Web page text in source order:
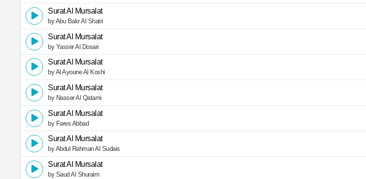
Surat Al Mursalat
by Abu Bakr Al Shatri
Surat Al Mursalat
by Yasser Al Dosari
Surat Al Mursalat
by Al Ayoune Al Koshi
Surat Al Mursalat
by Nasser Al Qatami
Surat Al Mursalat
by Fares Abbad
Surat Al Mursalat
by Abdul Rahman Al Sudais
Surat Al Mursalat
by Saud Al Shuraim